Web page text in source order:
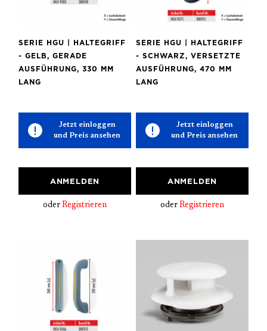
SERIE HGU | HALTEGRIFF
- GELB, GERADE
AUSFÜHRUNG, 330 MM
LANG
Jetzt einloggen
und Preis ansehen
ANMELDEN
oder Registrieren
SERIE HGU | HALTEGRIFF
- SCHWARZ, VERSETZTE
AUSFÜHRUNG, 470 MM
LANG
Jetzt einloggen
und Preis ansehen
ANMELDEN
oder Registrieren